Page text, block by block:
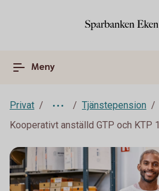
Meny
Privat
Tjänstepension
Kooperativt anställd GTP och KTP 1